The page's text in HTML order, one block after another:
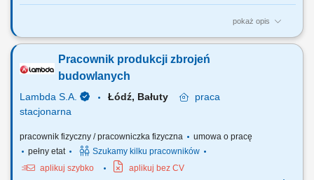
pokaż opis
Zadania: Wykonywanie prac pomocniczych przy robotach budowlanych
Montaż i demontaż prostych elementów budowlanych. Utrzymanie
porządku i czystości na placu budowy oraz w miejscach wykonywania
Pracownik produkcji zbrojeń
budowlanych
Lambda S.A. Łódź, Bałuty
praca
stacjonarna
pracownik fizyczny / pracowniczka fizyczna
umowa o pracę
pełny etat
Szukamy kilku pracowników
aplikuj szybko
aplikuj bez CV